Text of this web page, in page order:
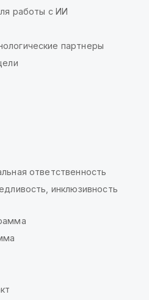
работы с ИИ
партнеры
ответственность
инклюзивность